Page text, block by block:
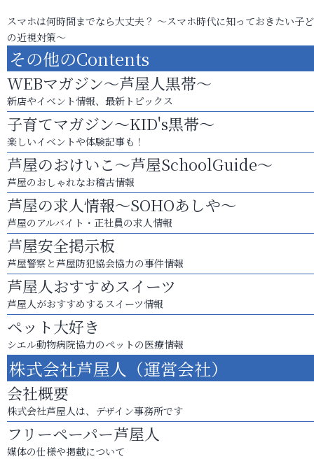
スマホは何時間までなら大丈夫？ ～スマホ時代に知っておきたい子
の近視対策～
その他のContents
WEBマガジン～芦屋人黒帯～
新店やイベント情報、最新トピックス
子育てマガジン～KID's黒帯～
楽しいイベントや体験記事も！
芦屋のおけいこ～芦屋SchoolGuide～
芦屋のおしゃれなお稽古情報
芦屋の求人情報～SOHOあしや～
芦屋のアルバイト・正社員の求人情報
芦屋安全掲示板
芦屋警察と芦屋防犯協会協力の事件情報
芦屋人おすすめスイーツ
芦屋人がおすすめするスイーツ情報
ペット大好き
シエル動物病院協力のペットの医療情報
株式会社芦屋人（運営会社）
会社概要
株式会社芦屋人は、デザイン事務所です
フリーペーパー芦屋人
媒体の仕様や掲載について